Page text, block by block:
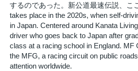
するのであった。新公道最速伝説、こ
takes place in the 2020s, when self-
in Japan. Centered around Kanata
driver who goes back to Japan after
class at a racing school in England. MF
the MFG, a racing circuit on public
attention worldwide.